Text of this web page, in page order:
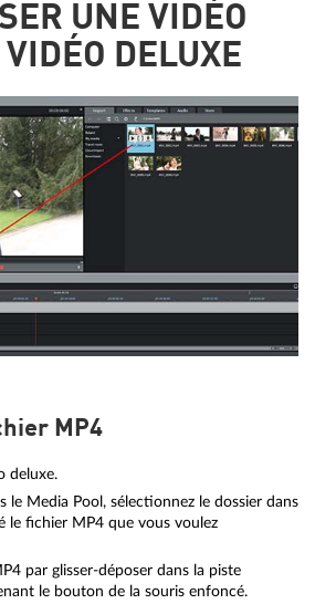
UNE VIDÉO
DELUXE
MP4
deluxe.
le Media Pool, sélectionnez le dossier dans
le fichier MP4 que vous voulez
par glisser-déposer dans la piste
le bouton de la souris enfoncé.